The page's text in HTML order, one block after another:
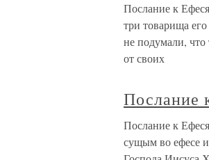
Послание к
три товарища
не подумали,
от своих
Послание
Послание к
сущым во ефесе